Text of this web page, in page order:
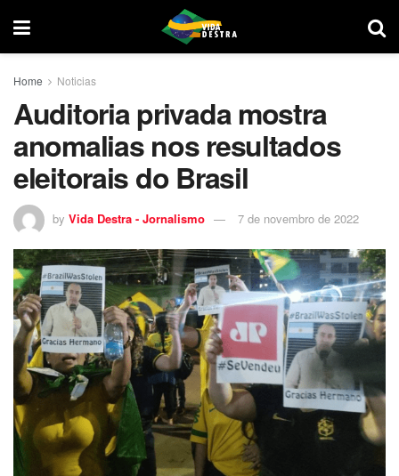
Home Noticias
Auditoria privada mostra
anomalias nos resultados
eleitorais do Brasil
by Vida Destra - Jornalismo 7 de novembro de 2022